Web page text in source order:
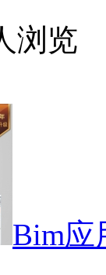
浏览
Bim应